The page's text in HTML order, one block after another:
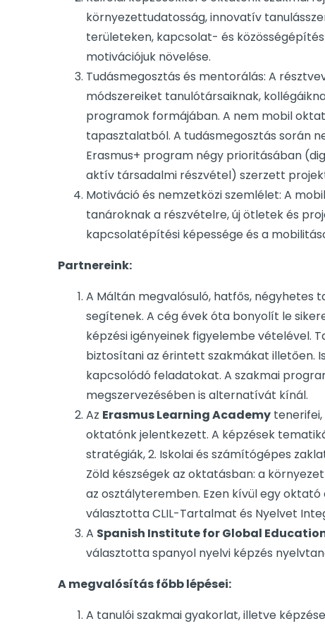
környezettudatosság, innovatív
területeken, kapcsolat- és
motivációjuk növelése.
Tudásmegosztás és mentorálás: A
módszereiket tanulótársaiknak,
programok formájában. A nem mobil
tapasztalatból. A tudásmegosztás során
Erasmus+ program négy prioritásában
aktív társadalmi részvétel) szerzett
Motiváció és nemzetközi szemlélet: A
tanároknak a részvételre, új ötletek és
kapcsolatépítési képessége és a
Partnereink:
A Máltán megvalósuló, hatfős, négyhetes
segítenek. A cég évek óta bonyolít le
képzési igényeinek figyelembe vételével.
biztosítani az érintett szakmákat illetően.
kapcsolódó feladatokat. A szakmai
megszervezésében is alternatívát kínál.
Az Erasmus Learning Academytenerifei,
oktatónk jelentkezett. A képzések
stratégiák, 2. Iskolai és számítógépes
Zöld készségek az oktatásban: a
az osztályteremben. Ezen kívül egy
választotta CLIL-Tartalmat és Nyelvet
A Spanish Institute for Global
választotta spanyol nyelvi képzés
A megvalósítás főbb lépései:
A tanulói szakmai gyakorlat, illetve